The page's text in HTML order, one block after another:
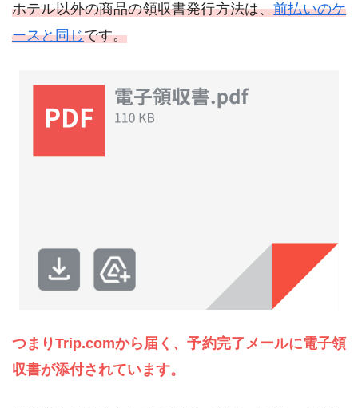
ホテル以外の商品の領収書発行方法は、前払いのケ
ースと同じです。
つまりTrip.comから届く、予約完了メールに電子領
収書が添付されています。